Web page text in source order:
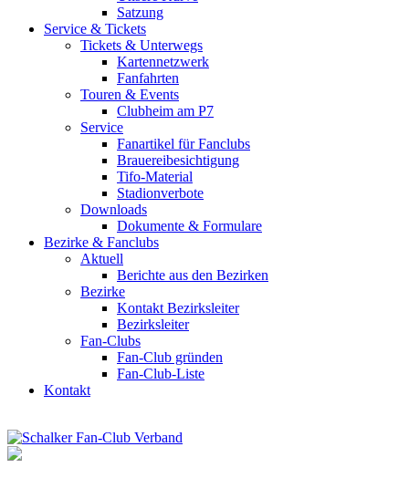
Satzung
Service & Tickets
Tickets & Unterwegs
Kartennetzwerk
Fanfahrten
Touren & Events
Clubheim am P7
Service
Fanartikel für Fanclubs
Brauereibesichtigung
Tifo-Material
Stadionverbote
Downloads
Dokumente & Formulare
Bezirke & Fanclubs
Aktuell
Berichte aus den Bezirken
Bezirke
Kontakt Bezirksleiter
Bezirksleiter
Fan-Clubs
Fan-Club gründen
Fan-Club-Liste
Kontakt